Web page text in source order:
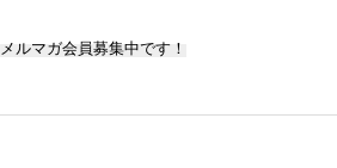
メルマガ会員募集中です！